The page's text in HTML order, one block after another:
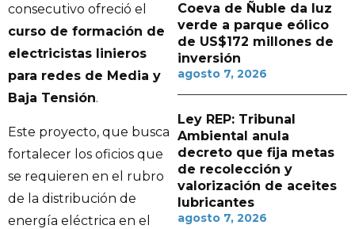
consecutivo ofreció el
curso de formación de
electricistas linieros
para redes de Media y
Baja Tensión.
Este proyecto, que busca
fortalecer los oficios que
se requieren en el rubro
de la distribución de
energía eléctrica en el
Coeva de Ñuble da luz
verde a parque eólico
de US$172 millones de
inversión
agosto 7, 2026
Ley REP: Tribunal
Ambiental anula
decreto que fija metas
de recolección y
valorización de aceites
lubricantes
agosto 7, 2026